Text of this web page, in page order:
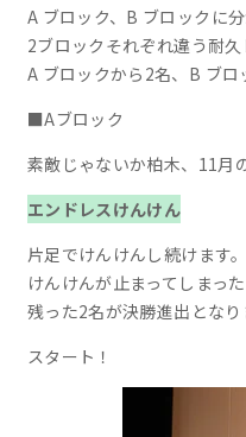
A ブロック、B ブロックに
2ブロックそれぞれ違う耐
A ブロックから2名、B ブロ
■Aブロック
素敵じゃないか柏木、11月
エンドレスけんけん
片足でけんけんし続けます
けんけんが止まってしまった
残った2名が決勝進出となり
スタート！